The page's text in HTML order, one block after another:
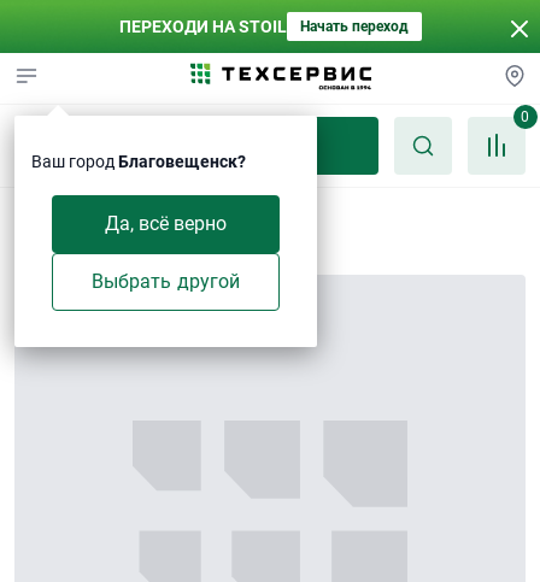
ПЕРЕХОДИ НА STOIL Начать переход
Ваш город Благовещенск?
Да, всё верно
Выбрать другой
0
Доукон